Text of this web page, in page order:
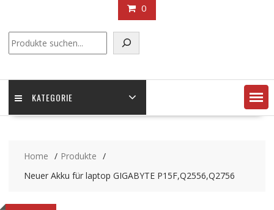
0
KATEGORIE
Home
Produkte
Neuer Akku für laptop GIGABYTE P15F,Q2556,Q2756